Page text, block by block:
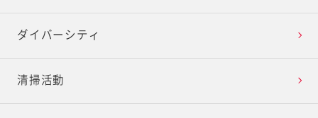
ダイバーシティ
清掃活動